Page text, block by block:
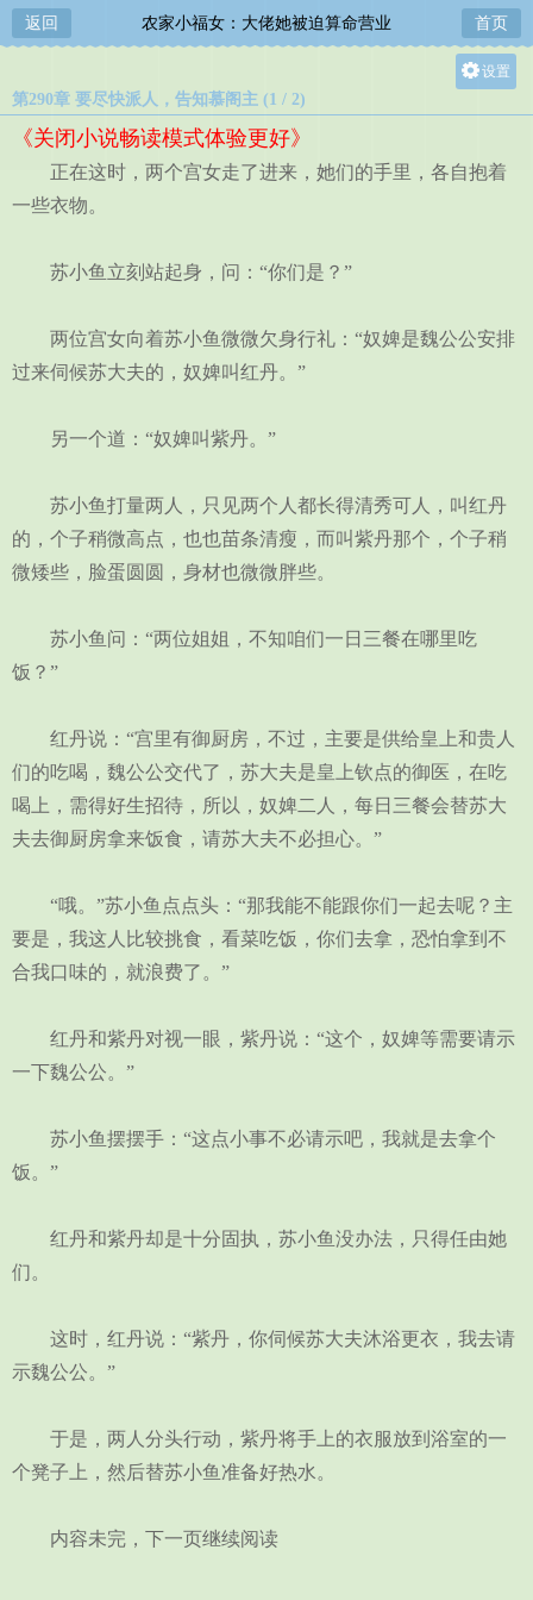
返回 农家小福女：大佬她被迫算命营业 首页
设置
中
第290章 要尽快派人，告知慕阁主 (1 / 2)
《关闭小说畅读模式体验更好》
正在这时，两个宫女走了进来，她们的手里，各自抱着
一些衣物。
苏小鱼立刻站起身，问：“你们是？”
两位宫女向着苏小鱼微微欠身行礼：“奴婢是魏公公安排
过来伺候苏大夫的，奴婢叫红丹。”
另一个道：“奴婢叫紫丹。”
苏小鱼打量两人，只见两个人都长得清秀可人，叫红丹
的，个子稍微高点，也也苗条清瘦，而叫紫丹那个，个子稍
微矮些，脸蛋圆圆，身材也微微胖些。
苏小鱼问：“两位姐姐，不知咱们一日三餐在哪里吃
饭？”
红丹说：“宫里有御厨房，不过，主要是供给皇上和贵人
们的吃喝，魏公公交代了，苏大夫是皇上钦点的御医，在吃
喝上，需得好生招待，所以，奴婢二人，每日三餐会替苏大
夫去御厨房拿来饭食，请苏大夫不必担心。”
“哦。”苏小鱼点点头：“那我能不能跟你们一起去呢？主
要是，我这人比较挑食，看菜吃饭，你们去拿，恐怕拿到不
合我口味的，就浪费了。”
红丹和紫丹对视一眼，紫丹说：“这个，奴婢等需要请示
一下魏公公。”
苏小鱼摆摆手：“这点小事不必请示吧，我就是去拿个
饭。”
红丹和紫丹却是十分固执，苏小鱼没办法，只得任由她
们。
这时，红丹说：“紫丹，你伺候苏大夫沐浴更衣，我去请
示魏公公。”
于是，两人分头行动，紫丹将手上的衣服放到浴室的一
个凳子上，然后替苏小鱼准备好热水。
内容未完，下一页继续阅读